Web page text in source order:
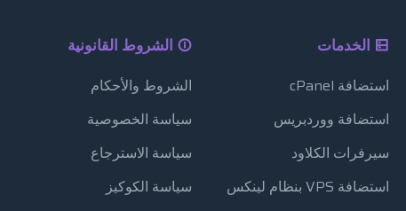
الخدمات
استضافة cPanel
استضافة ووردبريس
سيرفرات الكلاود
استضافة VPS بنظام لينكس
الشروط القانونية
الشروط والأحكام
سياسة الخصوصية
سياسة الاسترجاع
سياسة الكوكيز